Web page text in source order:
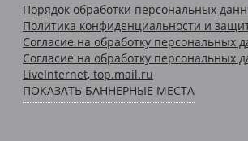
Порядок обработки персональных
Политика конфиденциальности и
Согласие на обработку персональных
Согласие на обработку
LiveInternet, top.mail.ru
ПОКАЗАТЬ БАННЕРНЫЕ МЕСТА